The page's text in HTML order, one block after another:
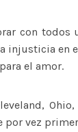
con todos
injusticia en
el amor.
vez